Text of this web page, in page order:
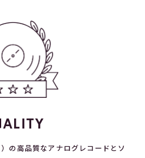
の高品質なアナログレコードとソ